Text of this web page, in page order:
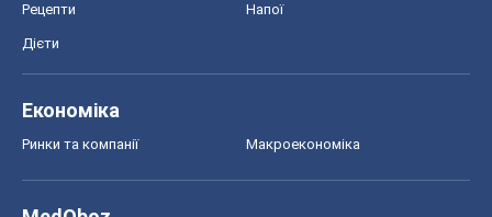
Рецепти Напої
Дієти
Економіка
Ринки та компанії Макроекономіка